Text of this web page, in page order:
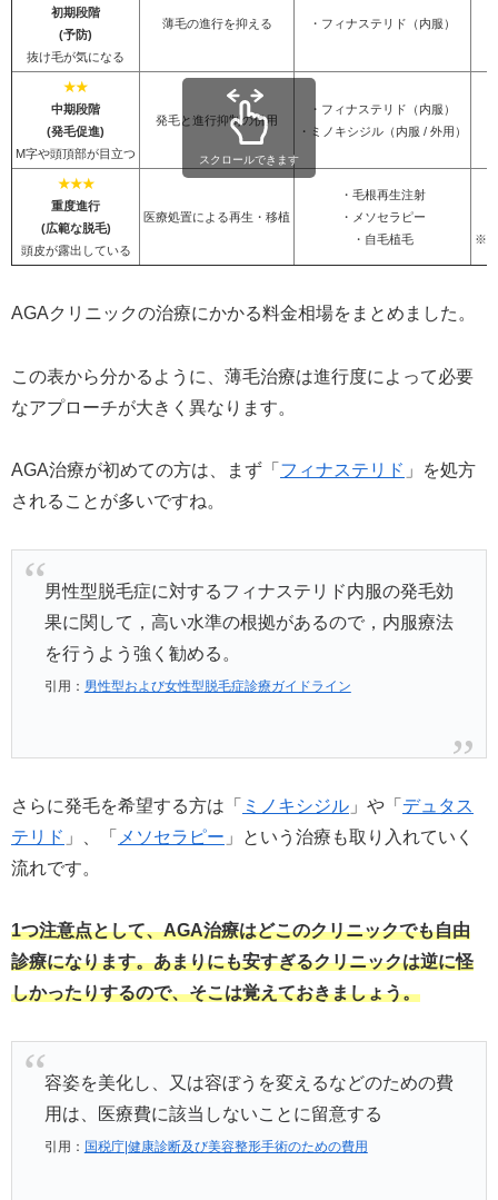
初期段階
(予防)
抜け毛が気になる
薄毛の進行を抑える
・フィナステリド（内服）
★★
中期段階
(発毛促進)
M字や頭頂部が目立つ
発毛と進行抑制の併用
・フィナステリド（内服）
・ミノキシジル（内服 / 外用）
★★★
重度進行
(広範な脱毛)
頭皮が露出している
医療処置による再生・移植
・毛根再生注射
・メソセラピー
・自毛植毛
※施
スクロールできます
AGAクリニックの治療にかかる料金相場をまとめました。
この表から分かるように、薄毛治療は進行度によって必要
なアプローチが大きく異なります。
AGA治療が初めての方は、まず「 フィナステリド 」を処方
されることが多いですね。
男性型脱毛症に対するフィナステリド内服の発毛効
果に関して，高い水準の根拠があるので，内服療法
を行うよう強く勧める。
引用： 男性型および女性型脱毛症診療ガイドライン
さらに発毛を希望する方は「 ミノキシジル 」や「 デュタス
テリド 」、「 メソセラピー 」という治療も取り入れていく
流れです。
1つ注意点として、AGA治療はどこのクリニックでも自由
診療になります。あまりにも安すぎるクリニックは逆に怪
しかったりするので、そこは覚えておきましょう。
容姿を美化し、又は容ぼうを変えるなどのための費
用は、医療費に該当しないことに留意する
引用： 国税庁|健康診断及び美容整形手術のための費用